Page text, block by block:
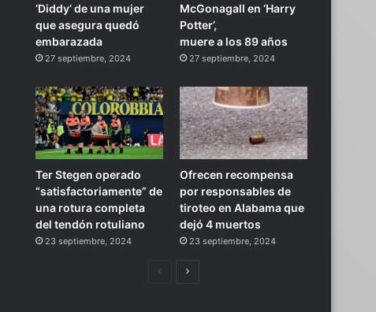
‘Diddy’ de una mujer
que asegura quedó
embarazada
27 septiembre, 2024
McGonagall en ‘Harry
Potter’,
muere a los 89 años
27 septiembre, 2024
Ter Stegen operado
“satisfactoriamente” de
una rotura completa
del tendón rotuliano
23 septiembre, 2024
Ofrecen recompensa
por responsables de
tiroteo en Alabama que
dejó 4 muertos
23 septiembre, 2024
PáginaSiguiente